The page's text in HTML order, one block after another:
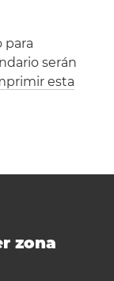
para
serán
esta
zona